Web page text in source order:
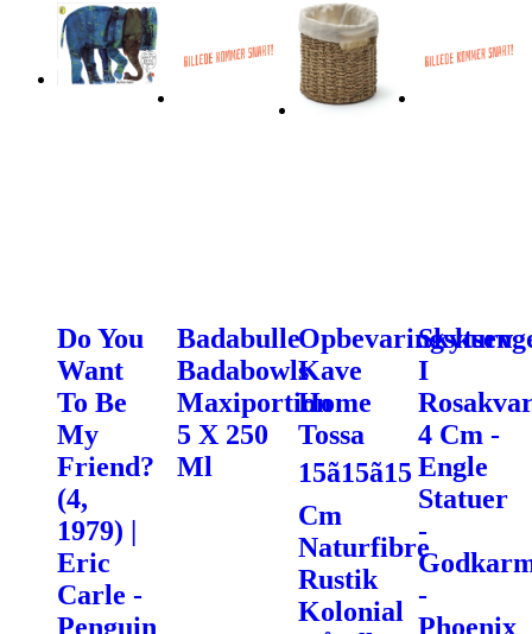
Do You
Want
To Be
My
Friend?
(4,
1979) |
Eric
Carle -
Penguin
Badabulle
Badabowls
Maxiportion
5 X 250
Ml
Opbevaringskurv
Kave
Home
Tossa
15ã15ã15
Cm
Naturfibre
Rustik
Kolonial
I
4 Cm -
Engle
Statuer
-
-
Phoenix